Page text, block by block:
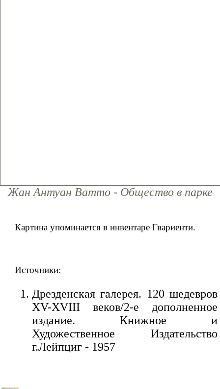
Жан Антуан Ватто - Общество в парке
Картина упоминается в инвентаре Гвариенти.
Источники:
Дрезденская галерея. 120 шедевров
XV-XVIII веков/2-е дополненное
издание. Книжное и
Художественное Издательство
г.Лейпциг - 1957